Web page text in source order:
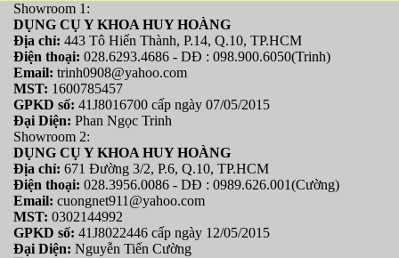
Showroom 1:
DỤNG CỤ Y KHOA HUY HOÀNG
Địa chỉ: 443 Tô Hiến Thành, P.14, Q.10, TP.HCM
Điện thoại: 028.6293.4686 - DĐ : 098.900.6050(Trinh)
Email: trinh0908@yahoo.com
MST: 1600785457
GPKD số: 41J8016700 cấp ngày 07/05/2015
Đại Diện: Phan Ngọc Trinh
Showroom 2:
DỤNG CỤ Y KHOA HUY HOÀNG
Địa chỉ: 671 Đường 3/2, P.6, Q.10, TP.HCM
Điện thoại: 028.3956.0086 - DĐ : 0989.626.001(Cường)
Email: cuongnet911@yahoo.com
MST: 0302144992
GPKD số: 41J8022446 cấp ngày 12/05/2015
Đại Diện: Nguyễn Tiến Cường